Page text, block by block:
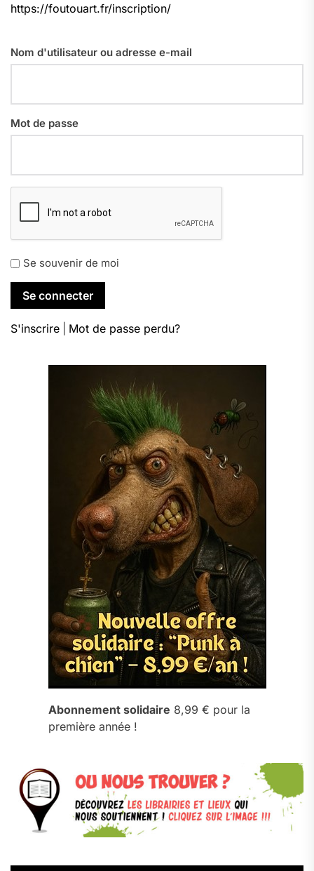
https://foutouart.fr/inscription/
Nom d'utilisateur ou adresse e-mail
Mot de passe
Se souvenir de moi
S'inscrire Mot de passe perdu?
Abonnement solidaire 8,99 € pour la
première année !